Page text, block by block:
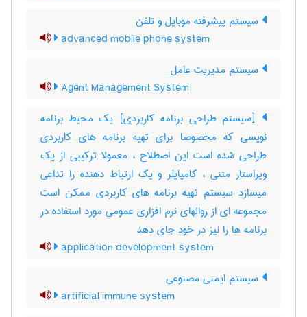
سیستم پیشرفته موبایل و تلفن
advanced mobile phone system
سیستم مدیریت عامل
Agent Management System
[سیستم طراحی برنامه کاربردی] یک محیط برنامه
نویسی که مخصوصا برای تهیه برنامه های کاربردی
طراحی شده است این اصطلاح ، معمولا ترکیبی از یک
ویراستار متنی ، کامپایلر و یک ارتباط دهنده را تداعی
میسازد سیستم تهیه برنامه های کاربردی ممکن است
مجموعه ای از روالهای نرم افزاری عمومی مورد استفاده در
برنامه ها را نیز در خود جای دهد
application development system
سیستم ایمنی مصنوعی
artificial immune system